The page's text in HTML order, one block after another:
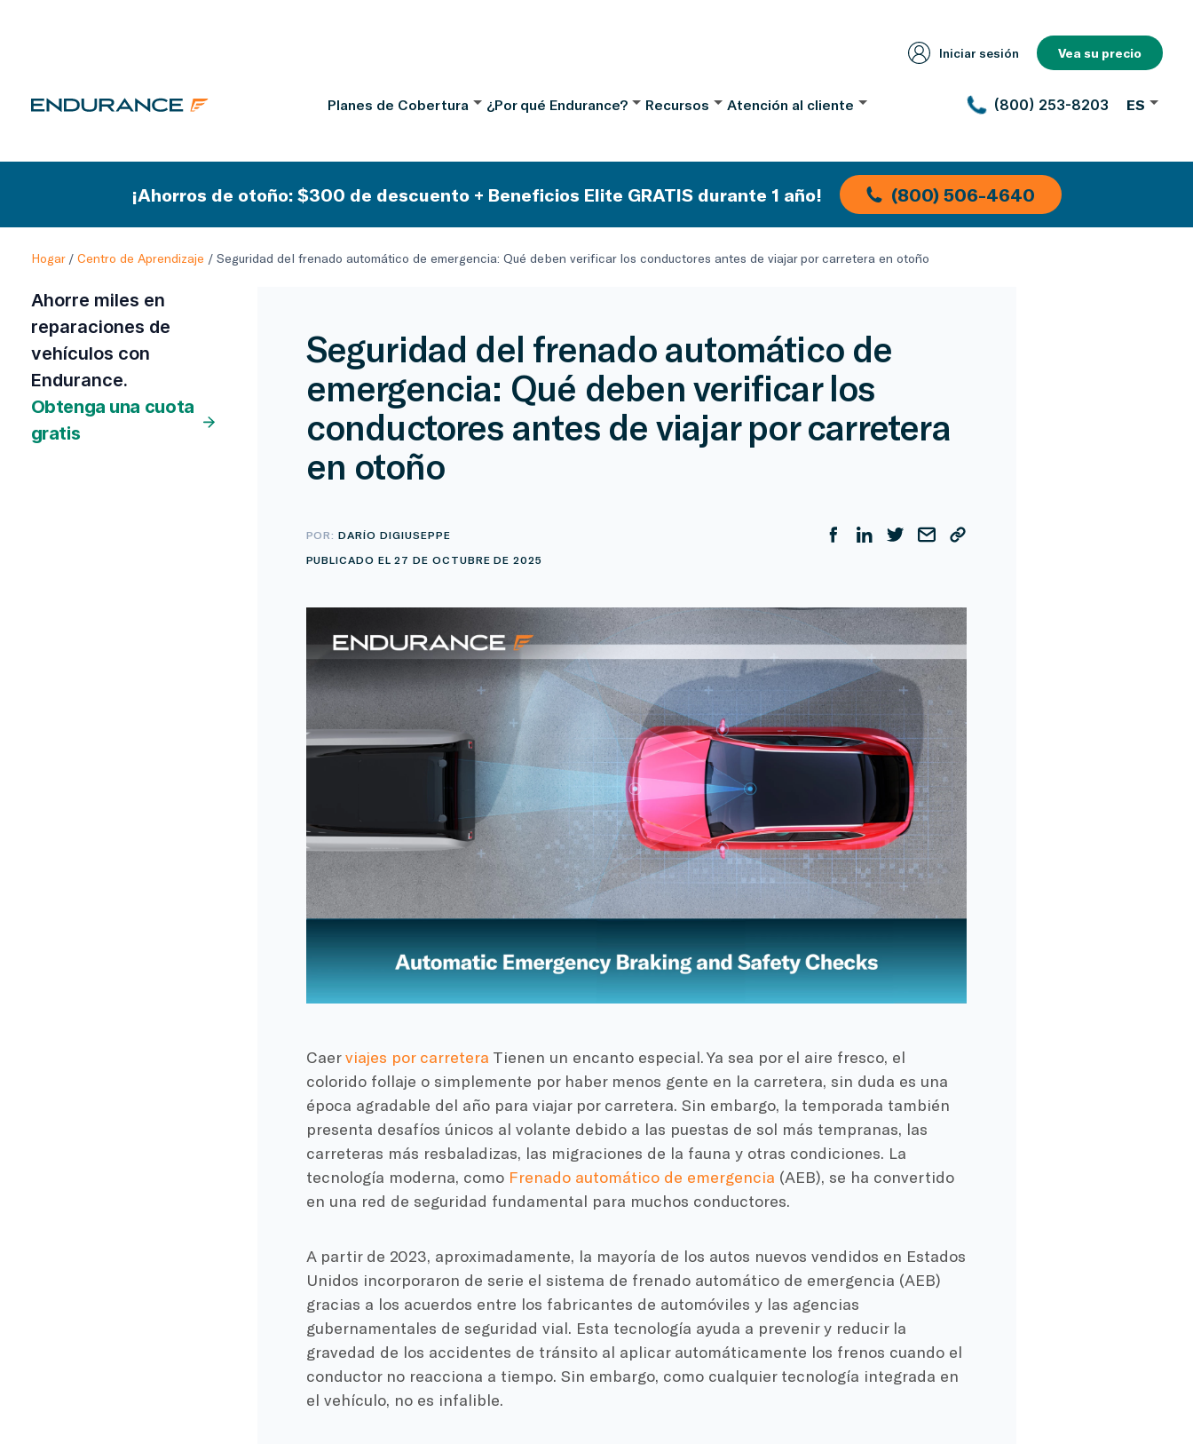
Iniciar sesión Vea su precio
Planes de Cobertura ¿Por qué Endurance? Recursos Atención al cliente (800) 253-8203 ES
¡Ahorros de otoño: $300 de descuento + Beneficios Elite GRATIS durante 1 año! (800) 506-4640
Hogar/ Centro de Aprendizaje / Seguridad del frenado automático de emergencia: Qué deben verificar los conductores antes de viajar por carretera en otoño
Ahorre miles en
reparaciones de
vehículos con
Endurance.
Obtenga una cuota
gratis
Seguridad del frenado automático de
emergencia: Qué deben verificar los
conductores antes de viajar por carretera
en otoño
POR:DARÍO DIGIUSEPPE
PUBLICADO EL 27 DE OCTUBRE DE 2025
Caerviajes por carretera Tienen un encanto especial. Ya sea por el aire fresco, el
colorido follaje o simplemente por haber menos gente en la carretera, sin duda es una
época agradable del año para viajar por carretera. Sin embargo, la temporada también
presenta desafíos únicos al volante debido a las puestas de sol más tempranas, las
carreteras más resbaladizas, las migraciones de la fauna y otras condiciones. La
tecnología moderna, como Frenado automático de emergencia (AEB), se ha convertido
en una red de seguridad fundamental para muchos conductores.
A partir de 2023, aproximadamente, la mayoría de los autos nuevos vendidos en Estados
Unidos incorporaron de serie el sistema de frenado automático de emergencia (AEB)
gracias a los acuerdos entre los fabricantes de automóviles y las agencias
gubernamentales de seguridad vial. Esta tecnología ayuda a prevenir y reducir la
gravedad de los accidentes de tránsito al aplicar automáticamente los frenos cuando el
conductor no reacciona a tiempo. Sin embargo, como cualquier tecnología integrada en
el vehículo, no es infalible.